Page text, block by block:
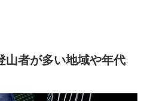
山者が多い地域や年代